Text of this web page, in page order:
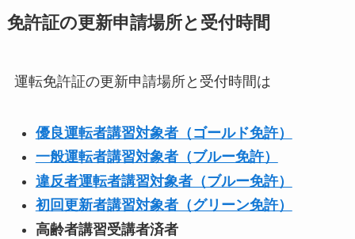
免許証の更新申請場所と受付時間
運転免許証の更新申請場所と受付時間は
優良運転者講習対象者（ゴールド免許）
一般運転者講習対象者（ブルー免許）
違反者運転者講習対象者（ブルー免許）
初回更新者講習対象者（グリーン免許）
高齢者講習受講者済者